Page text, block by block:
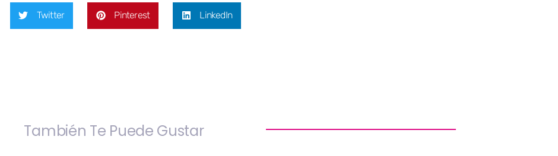
Twitter Pinterest LinkedIn
También Te Puede Gustar